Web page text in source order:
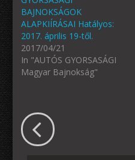
BAJNOKSÁGOK
ALAPKIÍRÁSAI Hatályos:
2017. április 19-től.
2017/04/21
In "AUTÓS GYORSASÁGI
Magyar Bajnokság"